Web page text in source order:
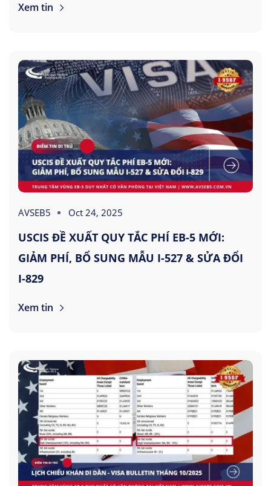
Xem tin
AVSEB5 Oct 24, 2025
USCIS ĐỀ XUẤT QUY TẮC PHÍ EB-5 MỚI:
GIẢM PHÍ, BỔ SUNG MẪU I-527 & SỬA ĐỔI
I-829
Xem tin